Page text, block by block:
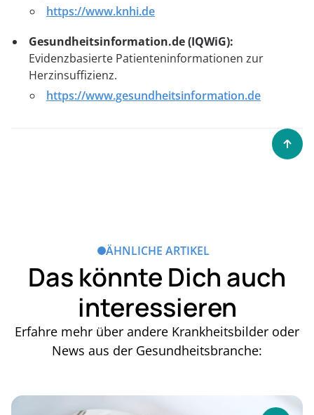
https://www.knhi.de
Gesundheitsinformation.de (IQWiG):
Evidenzbasierte Patienteninformationen zur
Herzinsuffizienz.
https://www.gesundheitsinformation.de
ÄHNLICHE ARTIKEL
Das könnte Dich auch
interessieren
Erfahre mehr über andere Krankheitsbilder oder
News aus der Gesundheitsbranche: